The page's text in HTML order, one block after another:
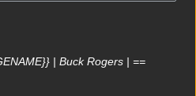
| Buck Rogers | ==